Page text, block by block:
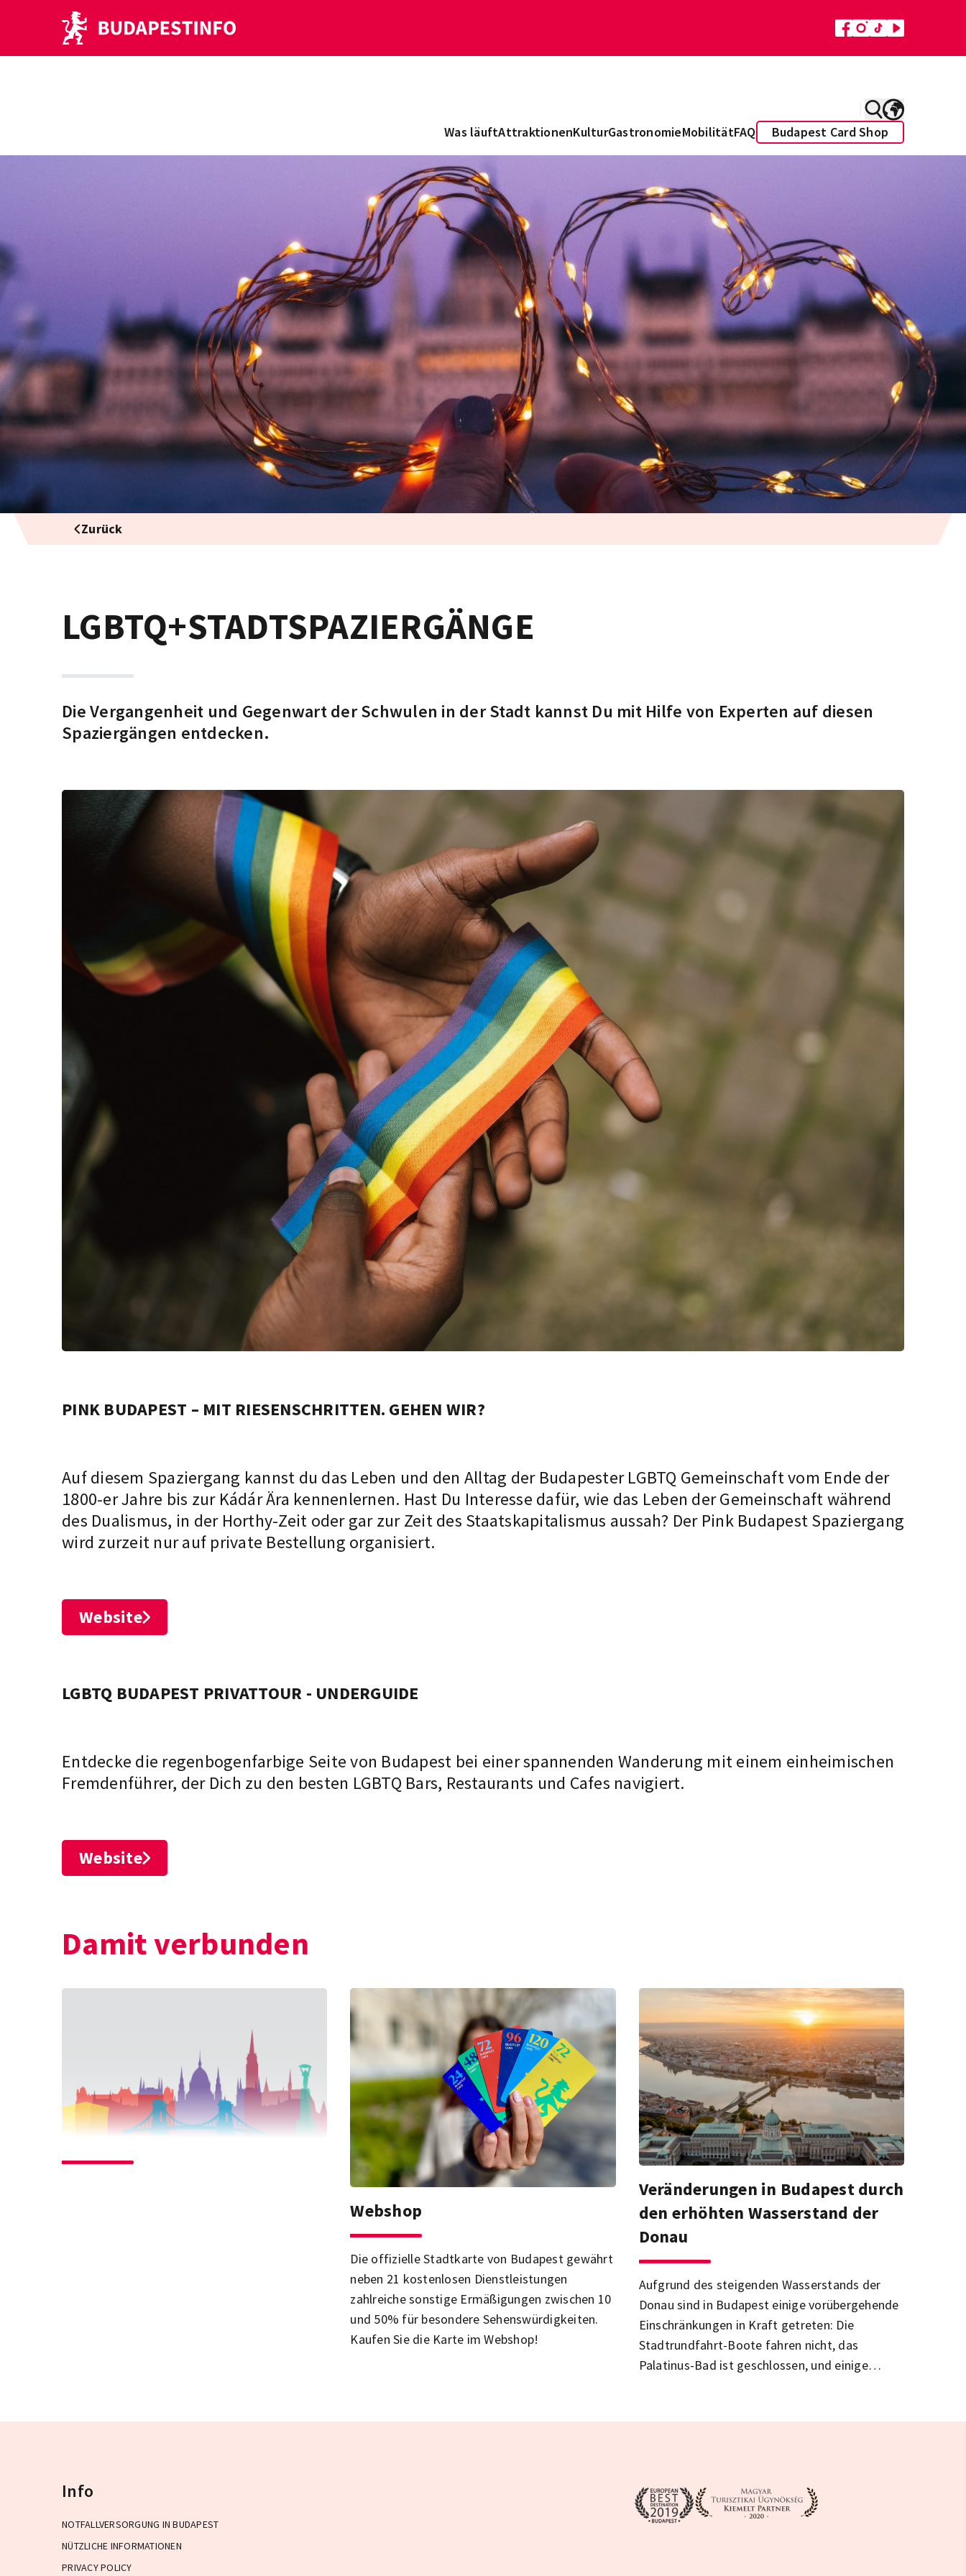
Was läuftAttraktionenKulturGastronomieMobilitätFAQ Budapest Card Shop
Zurück
LGBTQ+STADTSPAZIERGÄNGE
Die Vergangenheit und Gegenwart der Schwulen in der Stadt kannst Du mit Hilfe von Experten auf diesen
Spaziergängen entdecken.
PINK BUDAPEST – MIT RIESENSCHRITTEN. GEHEN WIR?
Auf diesem Spaziergang kannst du das Leben und den Alltag der Budapester LGBTQ Gemeinschaft vom Ende der
1800-er Jahre bis zur Kádár Ära kennenlernen. Hast Du Interesse dafür, wie das Leben der Gemeinschaft während
des Dualismus, in der Horthy-Zeit oder gar zur Zeit des Staatskapitalismus aussah? Der Pink Budapest Spaziergang
wird zurzeit nur auf private Bestellung organisiert.
Website
LGBTQ BUDAPEST PRIVATTOUR - UNDERGUIDE
Entdecke die regenbogenfarbige Seite von Budapest bei einer spannenden Wanderung mit einem einheimischen
Fremdenführer, der Dich zu den besten LGBTQ Bars, Restaurants und Cafes navigiert.
Website
Damit verbunden
Webshop
Die offizielle Stadtkarte von Budapest gewährt
neben 21 kostenlosen Dienstleistungen
zahlreiche sonstige Ermäßigungen zwischen 10
und 50% für besondere Sehenswürdigkeiten.
Kaufen Sie die Karte im Webshop!
Veränderungen in Budapest durch
den erhöhten Wasserstand der
Donau
Aufgrund des steigenden Wasserstands der
Donau sind in Budapest einige vorübergehende
Einschränkungen in Kraft getreten: Die
Stadtrundfahrt-Boote fahren nicht, das
Palatinus-Bad ist geschlossen, und einige
Info
NOTFALLVERSORGUNG IN BUDAPEST
NÜTZLICHE INFORMATIONEN
PRIVACY POLICY